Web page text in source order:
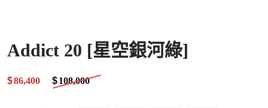
Addict 20 [星空銀河綠]
$86,400 $108,000.00